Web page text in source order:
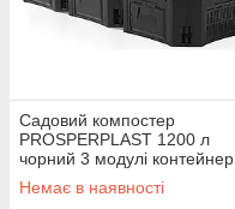
Садовий компостер
PROSPERPLAST 1200 л
чорний 3 модулі контейнер
для компосту для дачі та
саду
Немає в наявності